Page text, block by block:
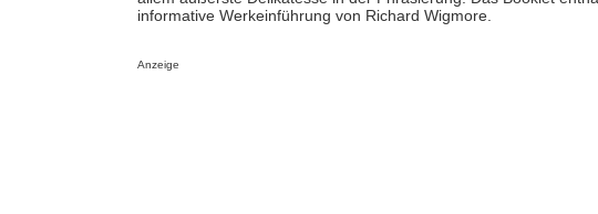
informative Werkeinführung von Richard Wigmore.
Anzeige